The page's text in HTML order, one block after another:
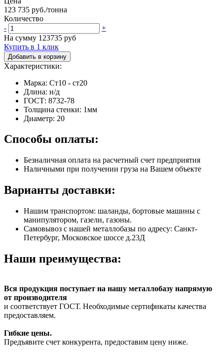
123 735 руб./тонна
Количество
-
+
На сумму 123735 руб
Купить в 1 клик
Добавить в корзину
Характеристики:
Марка: Ст10 - ст20
Длина: н/д
ГОСТ: 8732-78
Толщина стенки: 1мм
Диаметр: 20
Способы оплаты:
Безналичная оплата на расчетный счет предприятия
Наличными при получении груза на Вашем объекте
Варианты доставки:
Нашим транспортом: шаланды, бортовые машины с
манипулятором, газели, газоны.
Самовывоз с нашей металлобазы по адресу: Санкт-
Петербург, Московское шоссе д.23Д
Наши преимущества:
Вся продукция поступает на нашу металлобазу напрямую
от производителя
и соответствует ГОСТ. Необходимые сертификаты качества
предоставляем.
Гибкие цены.
Предъявите счет конкурента, предоставим цену ниже.